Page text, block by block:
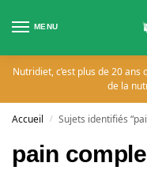
MENU
Nutridiet, c’est plus de 20
de la
Accueil / Sujets identifiés
pain